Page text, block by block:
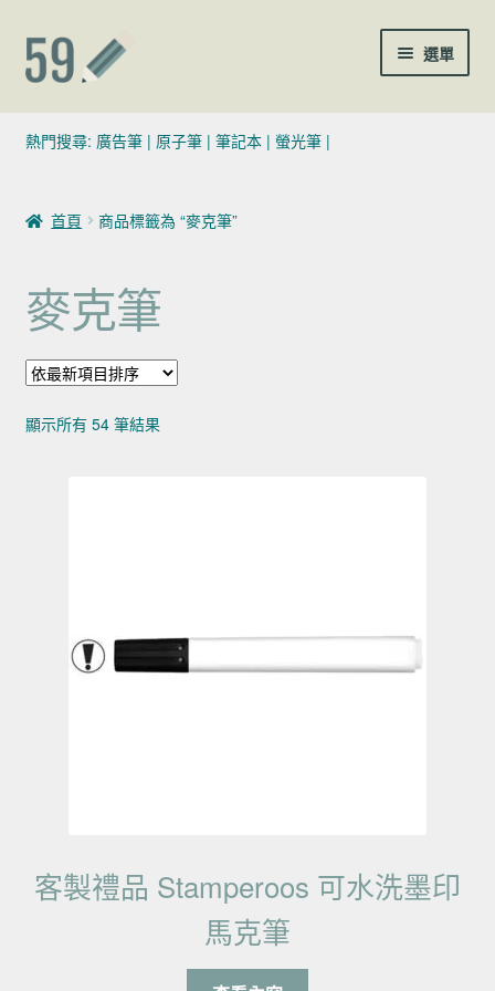
跳至導覽列
跳至主要內容 選單
(02)7729-4140
聯絡我們
熱門搜尋: 廣告筆| 原子筆| 筆記本| 螢光筆|
首頁 商品標籤為 “麥克筆”
麥克筆
顯示所有 54 筆結果依最新項目排序
客製禮品 Stamperoos 可水洗墨印
馬克筆